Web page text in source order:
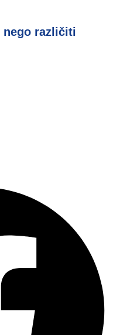
nego različiti